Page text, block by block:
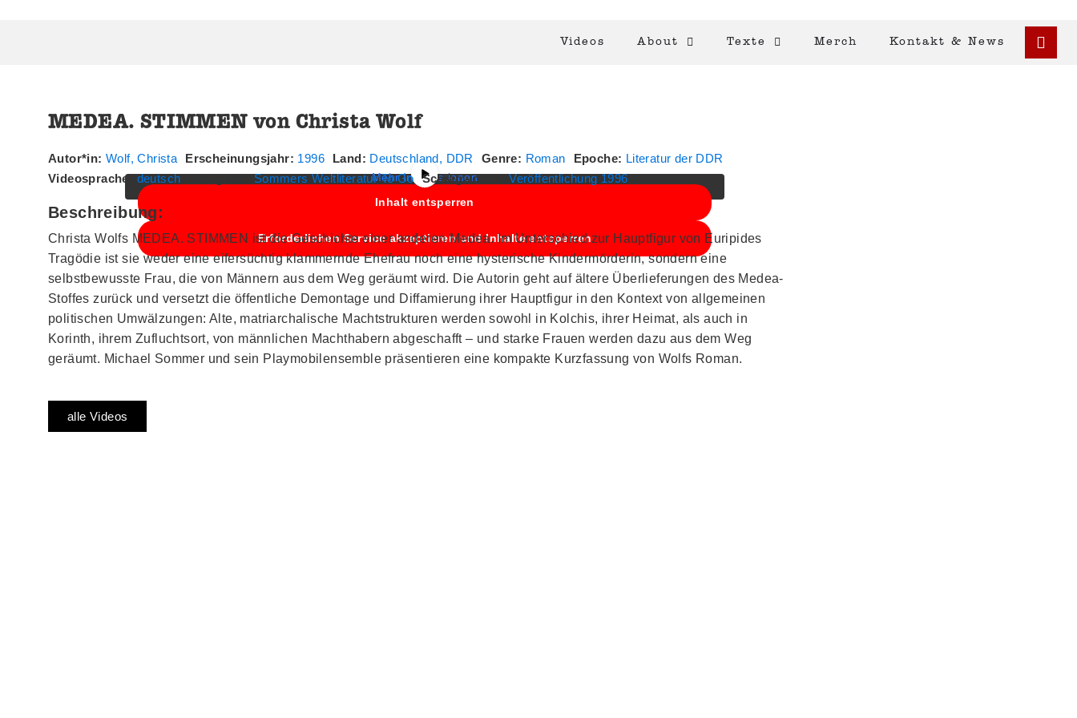
Videos About Texte Merch Kontakt & News
Sie sehen gerade einen Platzhalterinhalt vonYouTube
Mehr Informationen
Inhalt entsperren
Erforderlichen Service akzeptieren und Inhalte entsperren
MEDEA. STIMMEN von Christa Wolf
Autor*in: Wolf, Christa Erscheinungsjahr: 1996 Land: Deutschland, DDR Genre: Roman Epoche: Literatur der DDR
Videosprache:deutsch Kategorie:Sommers Weltliteratur To Go Schlagwörter:Veröffentlichung 1996
Beschreibung:
Christa Wolfs MEDEA. STIMMEN ist die Geschichte einer anderen Medea. Im Unterschied zur Hauptfigur von Euripides
Tragödie ist sie weder eine eifersüchtig klammernde Ehefrau noch eine hysterische Kindermörderin, sondern eine
selbstbewusste Frau, die von Männern aus dem Weg geräumt wird. Die Autorin geht auf ältere Überlieferungen des Medea-
Stoffes zurück und versetzt die öffentliche Demontage und Diffamierung ihrer Hauptfigur in den Kontext von allgemeinen
politischen Umwälzungen: Alte, matriarchalische Machtstrukturen werden sowohl in Kolchis, ihrer Heimat, als auch in
Korinth, ihrem Zufluchtsort, von männlichen Machthabern abgeschafft – und starke Frauen werden dazu aus dem Weg
geräumt. Michael Sommer und sein Playmobilensemble präsentieren eine kompakte Kurzfassung von Wolfs Roman.
alle Videos